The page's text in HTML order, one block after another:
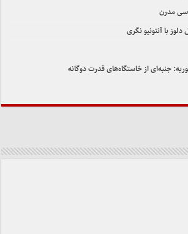
مدرن
با آنتونیو نگری
جنبه‌ای از خاستگاه‌های قدرت دوگانه